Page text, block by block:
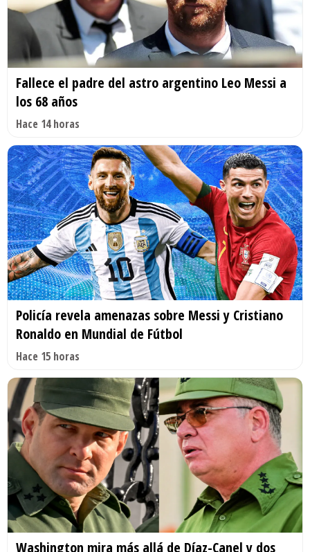
Fallece el padre del astro argentino Leo Messi a
los 68 años
Hace 14 horas
Policía revela amenazas sobre Messi y Cristiano
Ronaldo en Mundial de Fútbol
Hace 15 horas
Washington mira más allá de Díaz-Canel y dos